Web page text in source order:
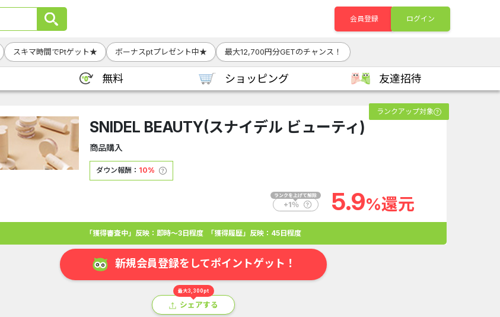
会員登録 ログイン
スキマ時間でPtゲット★ ボーナスptプレゼント中★ 最大12,700円分GETのチャンス！
無料 ショッピング 友達招待
ランクアップ対象
SNIDEL BEAUTY(スナイデル ビューティ)
商品購入
ダウン報酬： 10%
5.9%還元
「獲得審査中」反映：即時～3日程度 「獲得履歴」反映：45日程度
新規会員登録をしてポイントゲット！
最大3,300pt
シェアする